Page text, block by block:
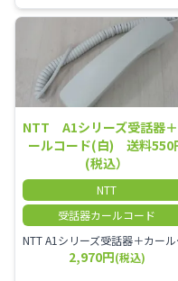
NTT A1シリーズ受話器
ールコード(白) 送料550
(税込）
NTT
受話器カールコード
NTT A1シリーズ受話器＋
2,970円(税込)